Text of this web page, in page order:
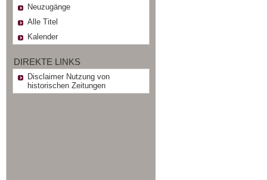
Neuzugänge
Alle Titel
Kalender
DIREKTE LINKS
Disclaimer Nutzung von
historischen Zeitungen